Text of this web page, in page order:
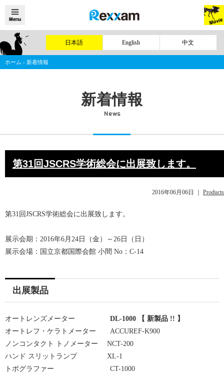
日本語 English 中文
ホーム › 新着情報
新着情報
News
第31回JSCRS学術総会に出展致します。
2016年06月06日 Products
第31回JSCRS学術総会に出展致します。
展示会期：2016年6月24日（金）～26日（日）
展示会場：国立京都国際会館 小間 No：C-14
出展製品
オートレンズメーター DL-1000 【 新製品 !! 】
オートレフ・ケラトメーター ACCUREF-K900
ノンコンタクト トノメーター NCT-200
ハンド スリットランプ XL-1
トポグラファー CT-1000